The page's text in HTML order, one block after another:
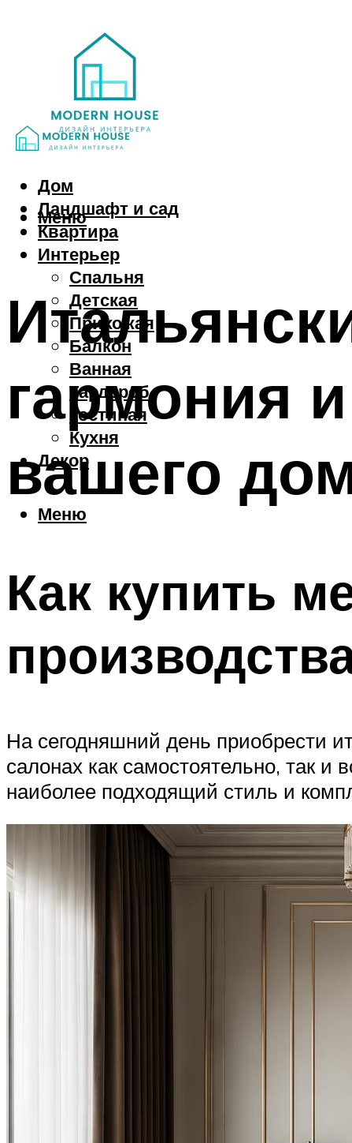
Дом
Ландшафт и сад
Квартира
Интерьер
Спальня
Детская
Прихожая
Балкон
Ванная
Гардероб
Гостиная
Кухня
Декор
Меню
Меню
гармония
вашего
Как купить
На сегодняшний день приобрести
салонах как самостоятельно, так
наиболее подходящий стиль и